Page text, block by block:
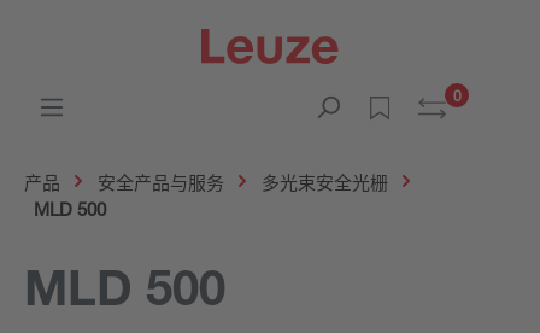
0
产品 安全产品与服务
多光束安全光栅
MLD 500
MLD 500